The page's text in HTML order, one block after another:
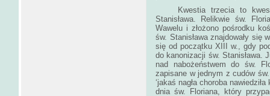
Kwestia trzecia to
Stanisława. Relikwie św.
Wawelu i złożono pośrodku
św. Stanisława znajdowały się
się od początku XIII w., gdy
do kanonizacji św. Stanisława.
nad nabożeństwem do św.
zapisane w jednym z cudów
‘jakaś nagła choroba
dnia św. Floriana, który